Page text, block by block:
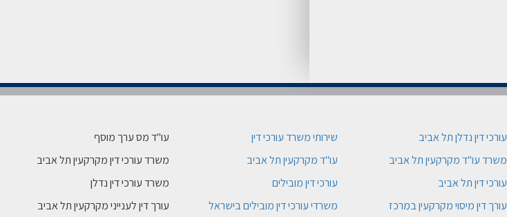
עורכי דין נדלן תל אביב
משרד עו"ד מקרקעין תל אביב
עורכי דין תל אביב
עורך דין מיסוי מקרקעין במרכז
שירותי משרד עורכי דין
עו"ד מקרקעין תל אביב
עורכי דין מובילים
משרדי עורכי דין מובילים בישראל
עו"ד מס ערך מוסף
משרד עורכי דין מקרקעין תל אביב
משרד עורכי דין נדלן
עורך דין לענייני מקרקעין תל אביב